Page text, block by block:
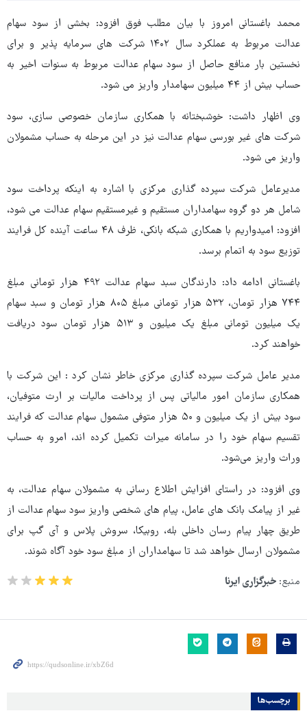
محمد باغستانی امروز با بیان مطلب فوق افزود: بخشی از سود سهام
عدالت مربوط به عملکرد سال ۱۴۰۲ شرکت های سرمایه پذیر و برای
نخستین بار منافع حاصل از سود سهام عدالت مربوط به سنوات اخیر به
حساب بیش از ۴۴ میلیون سهامدار واریز می شود.
وی اظهار داشت: خوشبختانه با همکاری سازمان خصوصی سازی، سود
شرکت های غیر بورسی سهام عدالت نیز در این مرحله به حساب مشمولان
واریز می شود.
مدیرعامل شرکت سپرده گذاری مرکزی با اشاره به اینکه پرداخت سود
شامل هر دو گروه سهامداران مستقیم و غیرمستقیم سهام عدالت می شود،
افزود: امیدواریم با همکاری شبکه بانکی، ظرف ۴۸ ساعت آینده کل فرایند
توزیع سود به اتمام برسد.
باغستانی ادامه داد: دارندگان سبد سهام عدالت ۴۹۲ هزار تومانی مبلغ
۷۴۴ هزار تومان، ۵۳۲ هزار تومانی مبلغ ۸۰۵ هزار تومان و سبد سهام
یک میلیون تومانی مبلغ یک میلیون و ۵۱۳ هزار تومان سود دریافت
خواهند کرد.
مدیر عامل شرکت سپرده گذاری مرکزی خاطر نشان کرد : این شرکت با
همکاری سازمان امور مالیاتی پس از پرداخت مالیات بر ارث متوفیان،
سود بیش از یک میلیون و ۵۰ هزار متوفی مشمول سهام عدالت که فرایند
تقسیم سهام خود را در سامانه میراث تکمیل کرده اند، امرو به حساب
وراث واریز می‌شود.
وی افزود: در راستای افزایش اطلاع رسانی به مشمولان سهام عدالت، به
غیر از پیامک بانک های عامل، پیام های شخصی واریز سود سهام عدالت از
طریق چهار پیام رسان داخلی بله، روبیکا، سروش پلاس و آی گپ برای
مشمولان ارسال خواهد شد تا سهامداران از مبلغ سود خود آگاه شوند.
منبع: خبرگزاری ایرنا
برچسب‌ها